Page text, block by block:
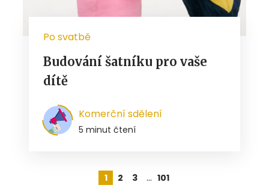
Po svatbě
Budování šatníku pro vaše
dítě
Komerční sdělení
5 minut čtení
1 2 3 … 101